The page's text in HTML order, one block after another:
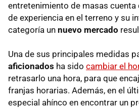
entretenimiento de masas cuenta
de experiencia en el terreno y su
categoría un nuevo mercado
Una de sus principales medidas
aficionados ha sido cambiar el
retrasarlo una hora, para que
franjas horarias. Además, en el
especial ahínco en encontrar un